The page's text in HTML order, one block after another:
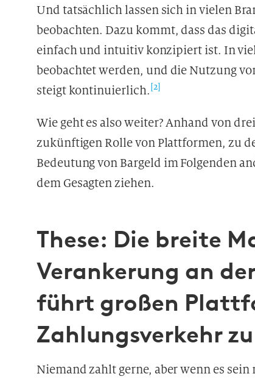
Und tatsächlich lassen sich in vielen
beobachten. Dazu kommt, dass das
einfach und intuitiv konzipiert ist. In
beobachtet werden, und die Nutzung
steigt kontinuierlich.[2]
Wie geht es also weiter? Anhand von
zukünftigen Rolle von Plattformen, zu
Bedeutung von Bargeld im Folgenden
dem Gesagten ziehen.
These: Die breite
Verankerung an
führt großen
Zahlungsverkehr zu
Niemand zahlt gerne, aber wenn es